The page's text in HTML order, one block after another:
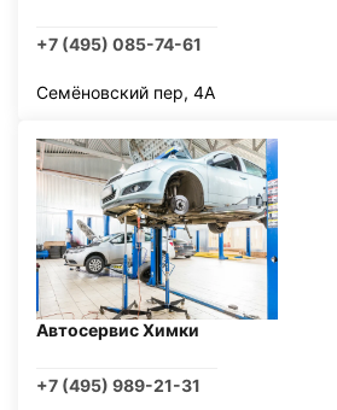
+7 (495) 085-74-61
Семёновский пер, 4А
Автосервис Химки
+7 (495) 989-21-31